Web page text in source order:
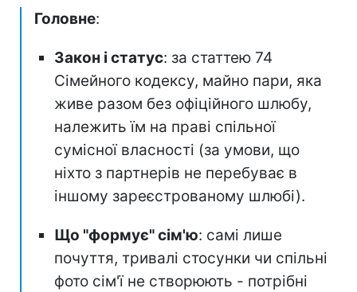
Головне:
Закон і статус: за статтею 74
Сімейного кодексу, майно пари, яка
живе разом без офіційного шлюбу,
належить їм на праві спільної
сумісної власності (за умови, що
ніхто з партнерів не перебуває в
іншому зареєстрованому шлюбі).
Що "формує" сім'ю: самі лише
почуття, тривалі стосунки чи спільні
фото сім'ї не створюють - потрібні